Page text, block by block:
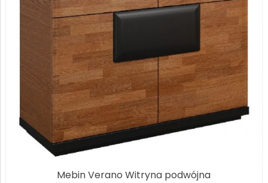
Mebin Verano Witryna podwójna